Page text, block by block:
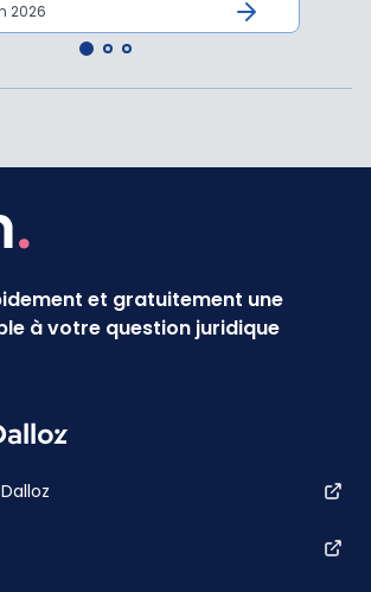
2026
et gratuitement une
à votre question juridique